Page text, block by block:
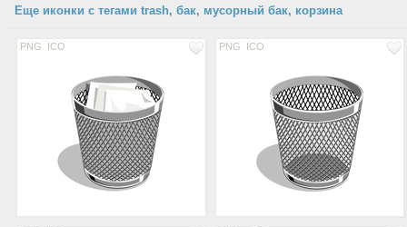
Еще иконки с тегами trash, бак, мусорный бак, корзина
PNG ICO PNG ICO